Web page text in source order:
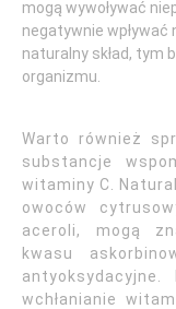
mogą wywoływać
negatywnie wpływać
naturalny skład, tym
organizmu.
Warto również
substancje
witaminy C.
owoców
aceroli, mogą
kwasu
wchłanianie